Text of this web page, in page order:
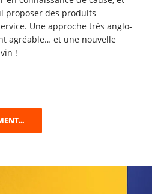
proposer des produits
Une approche très anglo-
agréable… et une nouvelle
!